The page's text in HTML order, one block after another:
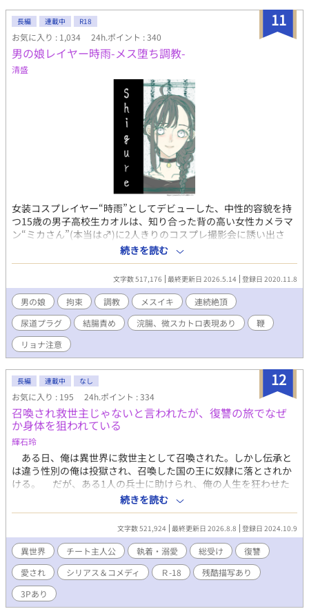
を絆して甘やかして成立するCPでしたね。 『未熟で一途な年下童
貞 × 性的に搾取され続け自分の人権すら見失ってる年上』 我が家
にはこのパターンのCPが他にもいて、 『殺殺』のメインCPのギ
リル×師範と、 『聖女の俺』の蒼×セリクがこのパターンです。
年下は自分の未熟さに打ちのめされつつも、年上のために大人に
なろうと懸命に足掻いて、 年上はこんな自分は彼に相応しくない
と身を引こうとするものの、 最終的には年下にがっつり捕まっ
て、気付けば逃げられなくなっているという……。 最初は年下の
方が体格が小さくて、 最終的には体格逆転するのも3CPで共通で
すね。 『殺殺』の場合は年下が拾われっ子で、純粋に成長して体
格逆転、 『聖女の俺』はゲート移動における身体再構成で、 今作
の場合は子竜が封印解除して人化、と理由は様々ですが。 気にな
った方は以下からどうぞ。 どちらも年下が今作よりずっと執着強
めです(笑) 師範を殺したくない俺（勇者）と、弟子に殺されたい
私（魔王）
https://www.alphapolis.co.jp/novel/547033129/76679783 【完
結可】異世界召喚された聖女の俺、再会を約束した騎士にもう一
度会いに行ったら男の姿のままでした。
https://www.alphapolis.co.jp/novel/547033129/551007068
11
長編 連載中 R18
お気に入り : 1,034 24h.ポイント : 340
男の娘レイヤー時雨-メス堕ち調教-
清盛
女装コスプレイヤー“時雨”としてデビューした、中性的容貌を持
つ15歳の男子高校生カオルは、知り合った背の高い女性カメラマ
ン“ミカさん”(本当は♂)に2人きりのコスプレ撮影会に誘い出さ
れ、その場でなす術もなくレイプ・調教された挙句、性奴隷にな
ることを強要される。 カオル＝時雨は、ミカさんの性奴隷として
苛烈な調教を受け続けるうちに自分の中に隠れていた被虐願望を
自覚し、マゾヒズムに目覚め、そして、ミカさんを愛するような
り、2人だけの壊れた愛を育んでゆく･･･ 基本的にガチめでハード
なレイプ、調教の描写多めでお送りしますが、最後は（頭のおか
しい）ハッピーエンドを目指しております。 残酷なレイプ・調教
表現が苦手な方は、ご注意下さい。 この作品はノクターンノベル
ズにも投稿しています 表紙イラストは、 Picrewの「無題のおんな
cd=IlEBtSPelO ついでに使わなかったけれど 夕立
https://picrew.me/share?cd=hPx6KL0iFy
続きを読む
文字数 517,176 最終更新日 2026.5.14 登録日 2020.11.8
男の娘 拘束 調教 メスイキ
連続絶頂
尿道プラグ
結腸責め 浣腸、微スカトロ表現あり
鞭
リョナ注意
12
長編 連載中 なし
お気に入り : 195 24h.ポイント : 334
召喚され救世主じゃないと言われたが、復讐の旅でなぜ
か身体を狙われている
輝石玲
ある日、俺は異世界に救世主として召喚された。しかし伝承と
は違う性別の俺は投獄され、召喚した国の王に奴隷に落とされか
ける。 だが、ある1人の兵士に助けられ、俺の人生を狂わせた
暴君への復讐を誓った。少しずつ知って行く事実、先代の救世主
が俺の家族だったことや人間が他の国にしている事。俺の怒りは
あっという間に大きくなって行った。 チートな能力と喧嘩の経
験を使いこなしながら旅を始め、その旅の中で出会った人間に恨
みがある他種族を仲間にする。 そう…復讐の旅……なのに、な
んでエロ展開になって俺が総受けになってるんだ！？ ❇︎＝R-18 ※
残酷描写を含みます ※男性向けの表現を含みます ※投稿頻度はラ
ンダムです（現在、毎日更新） お気に入り登録、感想などはお気
軽にしていただけると嬉しいです！
続きを読む
文字数 521,924 最終更新日 2026.8.8 登録日 2024.10.9
異世界 チート主人公 執着・溺愛 総受け
復讐
愛され
シリアス＆コメディ Ｒ-18
残酷描写あり
3Pあり